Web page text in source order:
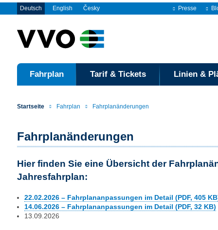
Deutsch English Česky Presse
Fahrplan Tarif & Tickets Linien &
Startseite Fahrplan Fahrplanänderungen
Fahrplanänderungen
Hier finden Sie eine Übersicht der
Jahresfahrplan:
22.02.2026 – Fahrplananpassungen im Detail (PDF, 405
14.06.2026 – Fahrplananpassungen im Detail (PDF, 32 KB)
13.09.2026